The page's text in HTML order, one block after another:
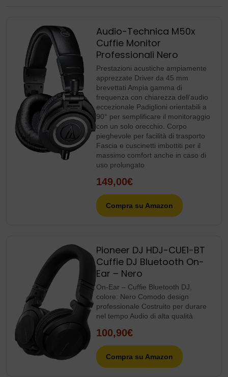
Audio-Technica M50x
Cuffie Monitor
Professionali Nero
Prestazioni acustiche ampiamente
apprezzate Driver da 45 mm
brevettati Ampia gamma di
frequenza con chiarezza dell’audio
eccezionale Padiglioni orientabili a
90° per semplificare il monitoraggio
con un solo orecchio. Corpo
pieghevole per facilità di trasporto
Fascia e cuscinetti imbottiti per il
massimo comfort anche in caso di
uso prolungato
149,00€
Compra su Amazon
Pioneer DJ HDJ-CUE1-BT
Cuffie DJ Bluetooth On-
Ear – Nero
On-Ear – Cuffie Bluetooth DJ,
colore: Nero Comodo design
professionale Costruito per durare
nel tempo Audio di alta qualità
100,90€
Compra su Amazon